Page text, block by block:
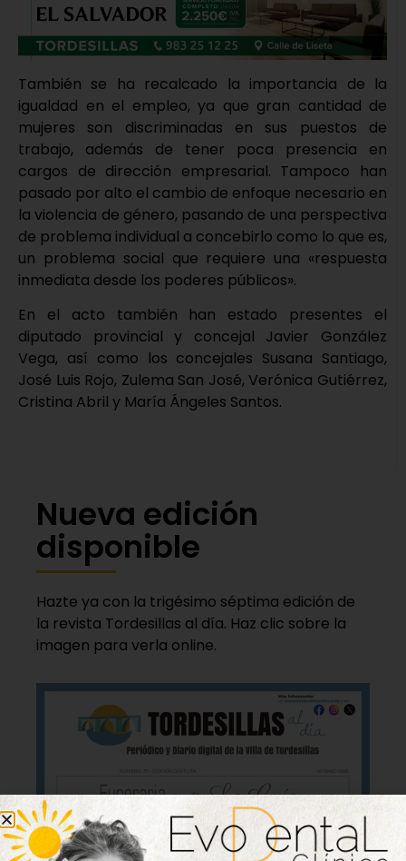
También se ha recalcado la importancia de la
igualdad en el empleo, ya que gran cantidad de
mujeres son discriminadas en sus puestos de
trabajo, además de tener poca presencia en
cargos de dirección empresarial. Tampoco han
pasado por alto el cambio de enfoque necesario en
la violencia de género, pasando de una perspectiva
de problema individual a concebirlo como lo que es,
un problema social que requiere una «respuesta
inmediata desde los poderes públicos».
En el acto también han estado presentes el
diputado provincial y concejal Javier González
Vega, así como los concejales Susana Santiago,
José Luis Rojo, Zulema San José, Verónica Gutiérrez,
Cristina Abril y María Ángeles Santos.
Nueva edición
disponible
Hazte ya con la trigésimo séptima edición de
la revista Tordesillas al día. Haz clic sobre la
imagen para verla online.